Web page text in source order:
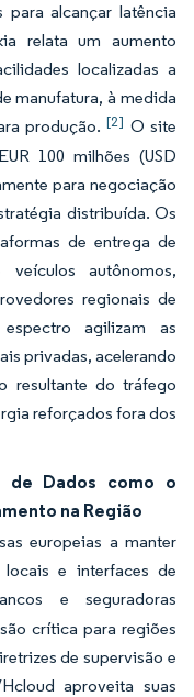
alcançar latência
relata um aumento
localizadas a
manufatura, à medida
produção.[2] O site
100 milhões (USD
para negociação
distribuída. Os
de entrega de
autônomos,
regionais de
agilizam as
privadas, acelerando
resultante do tráfego
reforçados fora dos
de Dados como o
na Região
europeias a manter
e interfaces de
e seguradoras
crítica para regiões
de supervisão e
aproveita suas